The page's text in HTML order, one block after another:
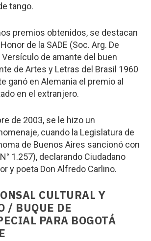
tango.
premios obtenidos, se destacan
de la SADE (Soc. Arg. De
de amante del buen
de Artes y Letras del Brasil 1960
ganó en Alemania el premio al
en el extranjero.
de 2003, se le hizo un
cuando la Legislatura de
de Buenos Aires sancionó con
1.257), declarando Ciudadano
y poeta Don Alfredo Carlino.
CULTURAL Y
/ BUQUE DE
PARA BOGOTÁ